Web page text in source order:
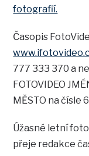
fotografií.
Časopis
777 333 370 a
FOTOVIDEO
MĚSTO na čísle
Úžasné letní
přeje redakce